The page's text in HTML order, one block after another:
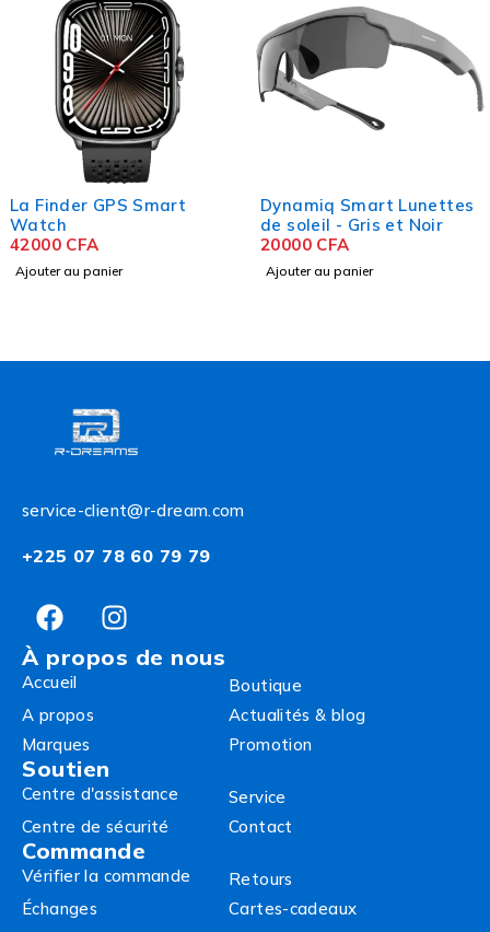
La Finder GPS Smart
Watch
42000 CFA
Ajouter au panier
Dynamiq Smart Lunettes
de soleil - Gris et Noir
20000 CFA
Ajouter au panier
service-client@r-dream.com
+225 07 78 60 79 79
À propos de nous
Accueil
Boutique
A propos
Actualités & blog
Marques
Promotion
Soutien
Centre d'assistance
Service
Centre de sécurité
Contact
Commande
Vérifier la commande
Retours
Échanges
Cartes-cadeaux